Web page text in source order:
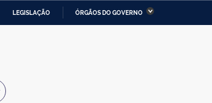
LEGISLAÇÃO ÓRGÃOS DO GOVERNO
Ministério da Infraestrutura